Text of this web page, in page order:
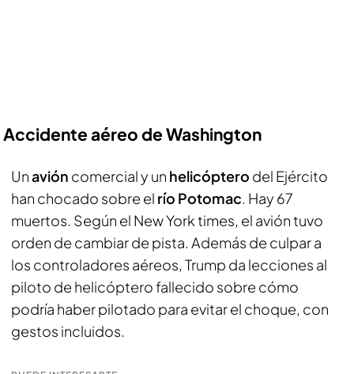
Accidente aéreo de Washington
Unavión comercial y un helicóptero del Ejército
han chocado sobre el río Potomac. Hay 67
muertos. Según el New York times, el avión tuvo
orden de cambiar de pista. Además de culpar a
los controladores aéreos, Trump da lecciones al
piloto de helicóptero fallecido sobre cómo
podría haber pilotado para evitar el choque, con
gestos incluidos.